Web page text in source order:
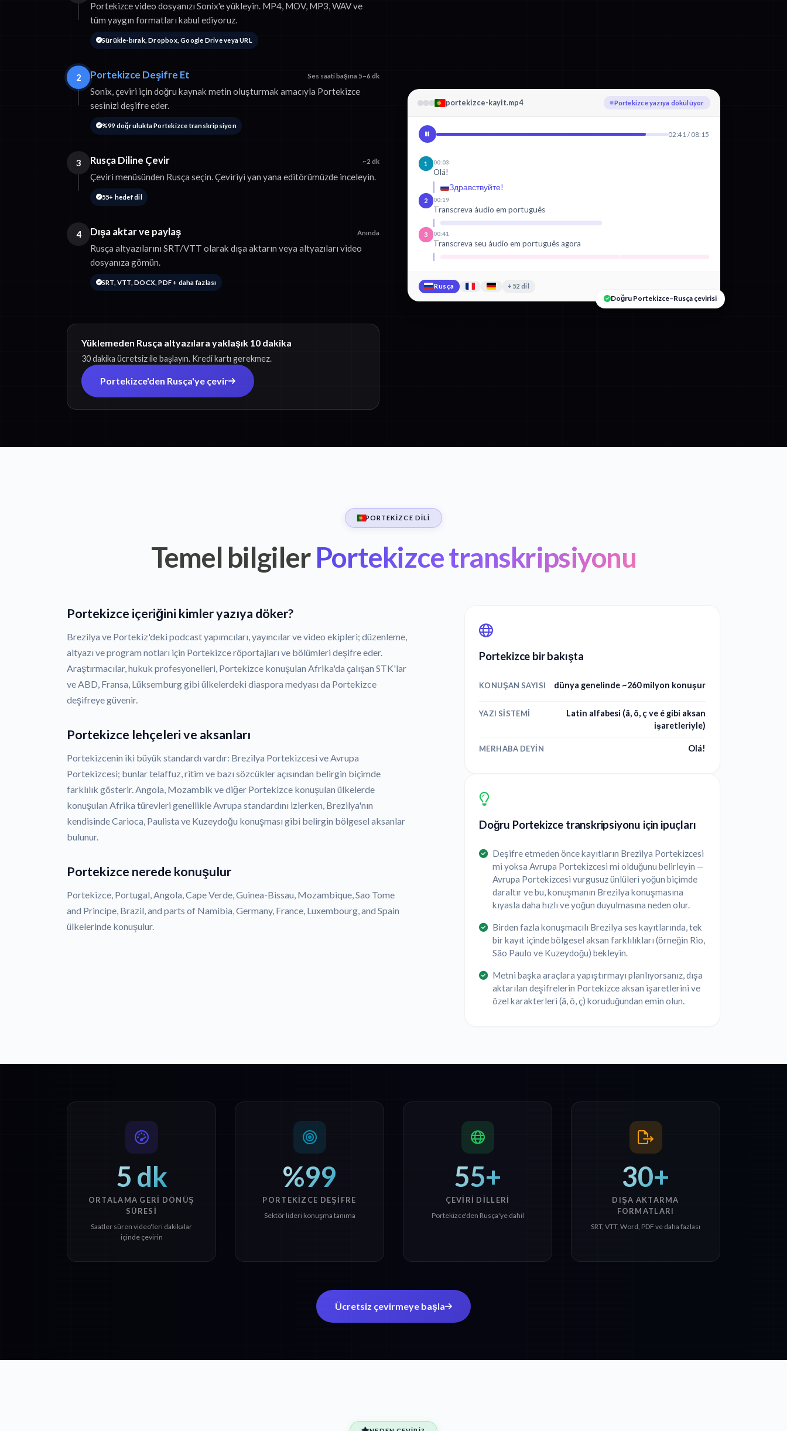
Portekizce video dosyanızı Sonix'e yükleyin. MP4, MOV, MP3, WAV ve
tüm yaygın formatları kabul ediyoruz.
Sürükle-bırak, Dropbox, Google Drive veya URL
2 Portekizce Deşifre Et Ses saati başına 5–6 dk
Sonix, çeviri için doğru kaynak metin oluşturmak amacıyla Portekizce
sesinizi deşifre eder.
%99 doğrulukta Portekizce transkripsiyon
3 Rusça Diline Çevir ~2 dk
Çeviri menüsünden Rusça seçin. Çeviriyi yan yana editörümüzde inceleyin.
55+ hedef dil
4 Dışa aktar ve paylaş Anında
Rusça altyazılarını SRT/VTT olarak dışa aktarın veya altyazıları video
dosyanıza gömün.
SRT, VTT, DOCX, PDF + daha fazlası
Yüklemeden Rusça altyazılara yaklaşık 10 dakika
30 dakika ücretsiz ile başlayın. Kredi kartı gerekmez.
Portekizce'den Rusça'ye çevir
portekizce-kayit.mp4 Rusça diline çevriliyor
02:41 / 08:15
1 00:03
Olá!
Здравствуйте!
2 00:19
Transcreva áudio em português
3 00:41
Transcreva seu áudio em português agora
Rusça +52 dil
Doğru Portekizce–Rusça çevirisi
PORTEKIZCE DILI
Temel bilgilerPortekizce transkripsiyonu
Portekizce içeriğini kimler yazıya döker?
Brezilya ve Portekiz'deki podcast yapımcıları, yayıncılar ve video ekipleri; düzenleme,
altyazı ve program notları için Portekizce röportajları ve bölümleri deşifre eder.
Araştırmacılar, hukuk profesyonelleri, Portekizce konuşulan Afrika'da çalışan STK'lar
ve ABD, Fransa, Lüksemburg gibi ülkelerdeki diaspora medyası da Portekizce
deşifreye güvenir.
Portekizce lehçeleri ve aksanları
Portekizcenin iki büyük standardı vardır: Brezilya Portekizcesi ve Avrupa
Portekizcesi; bunlar telaffuz, ritim ve bazı sözcükler açısından belirgin biçimde
farklılık gösterir. Angola, Mozambik ve diğer Portekizce konuşulan ülkelerde
konuşulan Afrika türevleri genellikle Avrupa standardını izlerken, Brezilya'nın
kendisinde Carioca, Paulista ve Kuzeydoğu konuşması gibi belirgin bölgesel aksanlar
bulunur.
Portekizce nerede konuşulur
Portekizce, Portugal, Angola, Cape Verde, Guinea-Bissau, Mozambique, Sao Tome
and Principe, Brazil, and parts of Namibia, Germany, France, Luxembourg, and Spain
ülkelerinde konuşulur.
Portekizce bir bakışta
KONUŞAN SAYISI dünya genelinde ~260 milyon konuşur
YAZI SISTEMI
Latin alfabesi (ã, õ, ç ve é gibi aksan
işaretleriyle)
MERHABA DEYIN Olá!
Doğru Portekizce transkripsiyonu için ipuçları
Deşifre etmeden önce kayıtların Brezilya Portekizcesi
mi yoksa Avrupa Portekizcesi mi olduğunu belirleyin —
Avrupa Portekizcesi vurgusuz ünlüleri yoğun biçimde
daraltır ve bu, konuşmanın Brezilya konuşmasına
kıyasla daha hızlı ve yoğun duyulmasına neden olur.
Birden fazla konuşmacılı Brezilya ses kayıtlarında, tek
bir kayıt içinde bölgesel aksan farklılıkları (örneğin Rio,
São Paulo ve Kuzeydoğu) bekleyin.
Metni başka araçlara yapıştırmayı planlıyorsanız, dışa
aktarılan deşifrelerin Portekizce aksan işaretlerini ve
özel karakterleri (ã, õ, ç) koruduğundan emin olun.
5 dk
ORTALAMA GERI DÖNÜŞ
SÜRESI
Saatler süren video'leri dakikalar
içinde çevirin
%99
PORTEKIZCE DEŞIFRE
Sektör lideri konuşma tanıma
55+
ÇEVIRI DILLERI
Portekizce'den Rusça'ye dahil
30+
DIŞA AKTARMA
FORMATLARI
SRT, VTT, Word, PDF ve daha fazlası
Ücretsiz çevirmeye başla